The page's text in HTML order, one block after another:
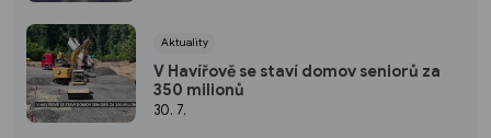
Aktuality
V Havířově se staví domov seniorů za
350 milionů
30. 7.